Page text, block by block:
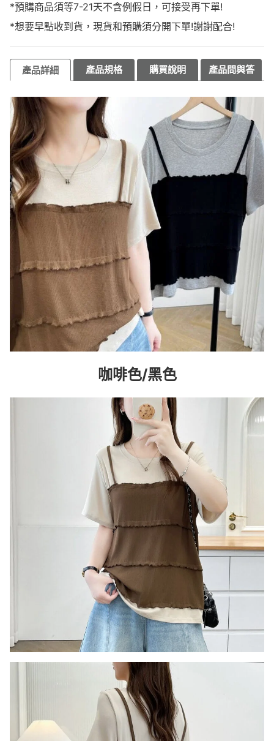
*預購商品須等7-21天不含例假日，可接受再下單!
*想要早點收到貨，現貨和預購須分開下單!謝謝配合!
產品詳細 產品規格 購買說明 產品問與答
咖啡色/黑色